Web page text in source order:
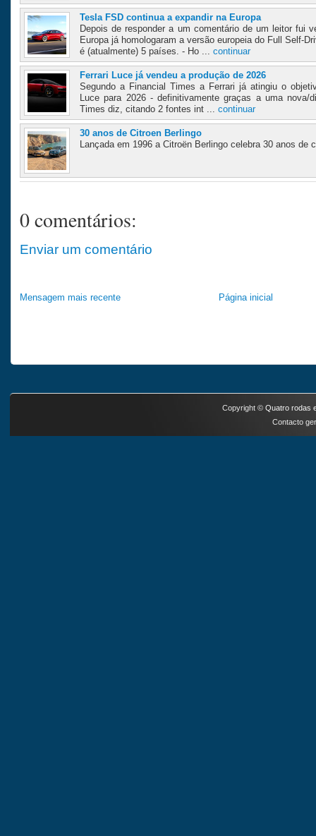
Tesla FSD continua a expandir na Europa
Depois de responder a um comentário de um leitor fui
Europa já homologaram a versão europeia do Full Self-
é (atualmente) 5 países. - Ho ... continuar
Ferrari Luce já vendeu a produção de 2026
Segundo a Financial Times a Ferrari já atingiu o
Luce para 2026 - definitivamente graças a uma nova/
Times diz, citando 2 fontes int ... continuar
30 anos de Citroen Berlingo
Lançada em 1996 a Citroën Berlingo celebra 30 anos de
0 comentários:
Enviar um comentário
Mensagem mais recente Página inicial
Copyright © Quatro rodas
Contacto